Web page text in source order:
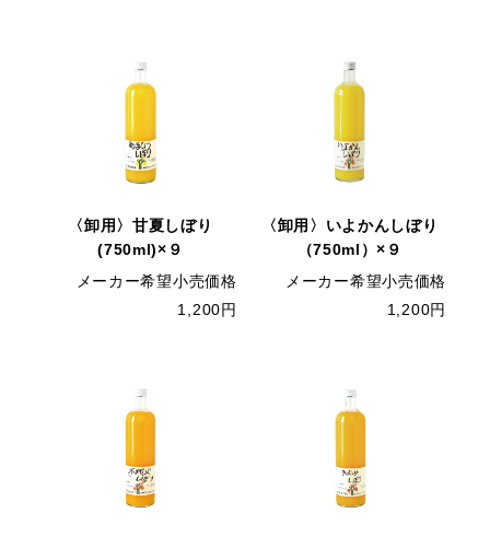
〈卸用〉甘夏しぼり
(750ml)×９
メーカー希望小売価格
1,200円
〈卸用〉いよかんしぼり
（750ml）×９
メーカー希望小売価格
1,200円